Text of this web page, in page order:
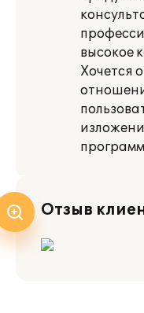
высокое
Хочется
Отзыв